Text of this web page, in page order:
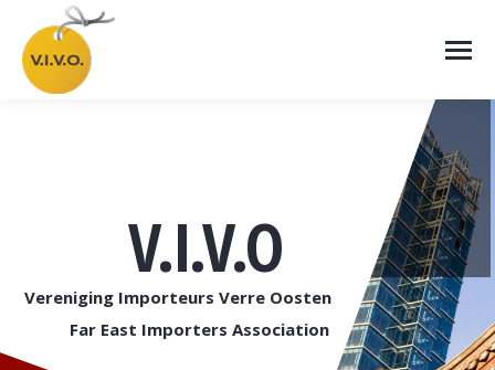
V.I.V.O
Vereniging Importeurs Verre Oosten
Far East Importers Association